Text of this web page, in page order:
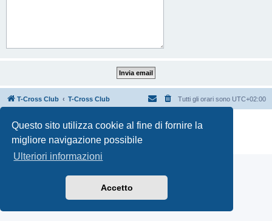
Questo sito utilizza cookie al fine di fornire la
migliore navigazione possibile
Ulteriori informazioni
Accetto
T-Cross Club T-Cross Club Tutti gli orari sono UTC+02:00
Creato da
® Forum Software © phpBB Limited
Privacy|Condizioni